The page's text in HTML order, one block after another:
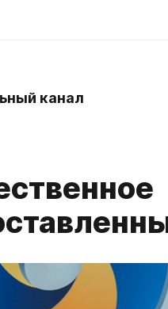
канал